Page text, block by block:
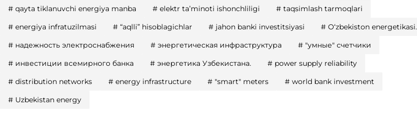
# qayta tiklanuvchi energiya manba # elektr ta’minoti ishonchliligi # taqsimlash tarmoqlari
# energiya infratuzilmasi # “aqlli” hisoblagichlar # jahon banki investitsiyasi # O‘zbekiston energetikasi.
# надежность электроснабжения # энергетическая инфраструктура # "умные" счетчики
# инвестиции всемирного банка # энергетика Узбекистана. # power supply reliability
# distribution networks # energy infrastructure # "smart" meters # world bank investment
# Uzbekistan energy